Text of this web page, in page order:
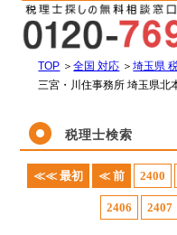
TOP ＞全国 対応 ＞埼玉県
三宮・川住事務所 埼玉県北
税理士検索
≪≪ 最初 ≪ 前 2400
2406 2407